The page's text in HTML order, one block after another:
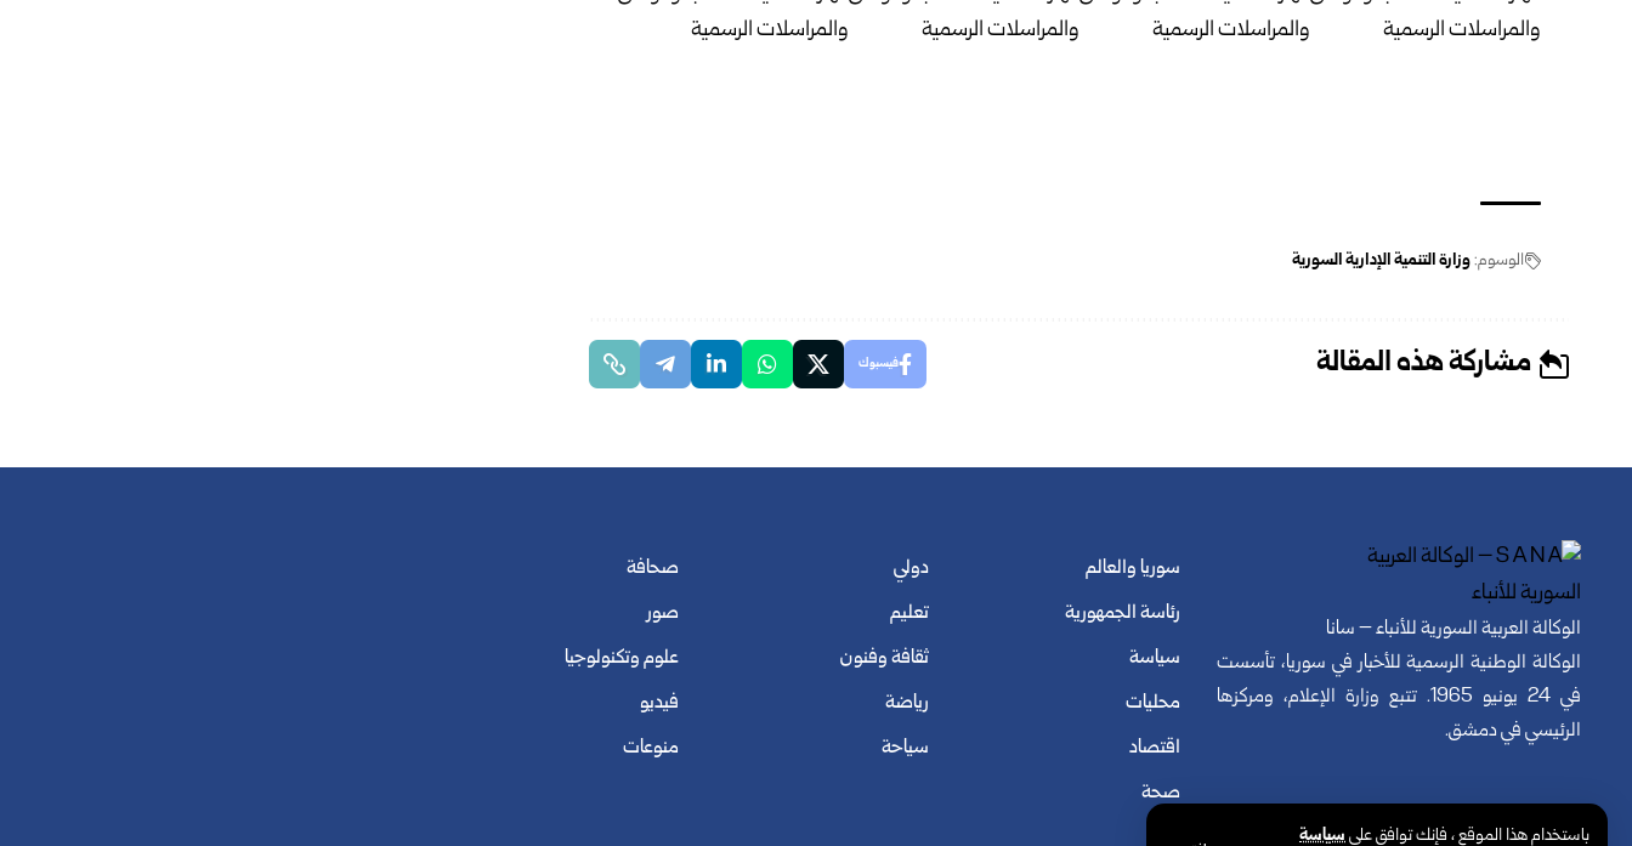
باستخدام هذا الموقع ، فإنك توافق علىسياسة
الوسوم:وزارة التنمية الإدارية السورية
مشاركة هذه المقالة فيسبوك
الوكالة العربية السورية للأنباء – سانا
الوكالة الوطنية الرسمية للأخبار في سوريا، تأسست
في 24 يونيو 1965. تتبع وزارة الإعلام، ومركزها
الرئيسي في دمشق.
سوريا والعالم
رئاسة الجمهورية
سياسة
محليات
اقتصاد
صحة
دولي
تعليم
ثقافة وفنون
رياضة
سياحة
صحافة
صور
علوم وتكنولوجيا
فيديو
منوعات